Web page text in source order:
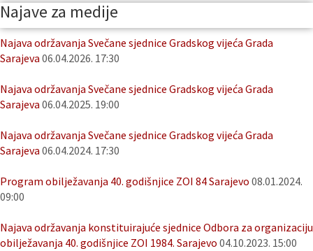
Najave za medije
Najava održavanja Svečane sjednice Gradskog vijeća Grada
Sarajeva 06.04.2026. 17:30
Najava održavanja Svečane sjednice Gradskog vijeća Grada
Sarajeva 06.04.2025. 19:00
Najava održavanja Svečane sjednice Gradskog vijeća Grada
Sarajeva 06.04.2024. 17:30
Program obilježavanja 40. godišnjice ZOI 84 Sarajevo 08.01.2024.
09:00
Najava održavanja konstituirajuće sjednice Odbora za organizaciju
obilježavanja 40. godišnjice ZOI 1984. Sarajevo 04.10.2023. 15:00